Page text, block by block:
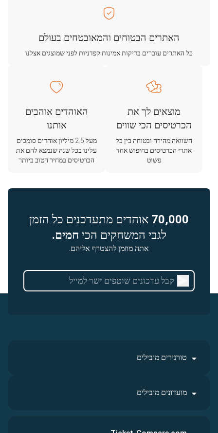
האתרים הבטוחים והמאובטחים בעולם
כל האתרים עוברים בדיקות אמינות קפדניות לפני שמוצגים אצלנו
מוצאים לך את
הכרטיסים הכי שווים
השוואה מהירה ובטוחה בין כל
אתרי הכרטיסים בחיפוש אחד
פשוט
האוהדים אוהבים
אותנו
מעל 2.5 מיליון אוהדים סומכים
עלינו בכל שנה שנמצא להם את
הכרטיסים במחיר הטוב ביותר
70,000 אוהדים מתעדכנים כל הזמן
לגבי המשחקים הכי חמים.
אתה מוזמן להצטרף אליהם.
טורנירים מובילים
מועדונים מובילים